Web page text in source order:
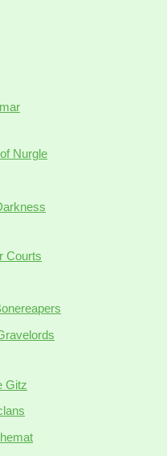
Nurgle
Courts
Gitz